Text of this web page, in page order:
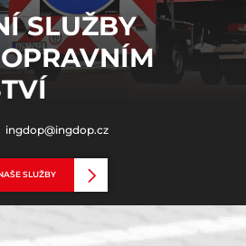
SLUŽBY
ingdop@ingdop.cz
SLUŽBY